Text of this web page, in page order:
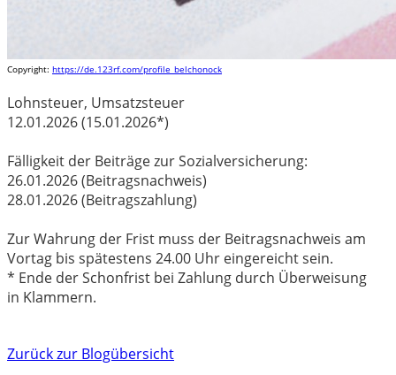
Copyright: https://de.123rf.com/profile_belchonock
Lohnsteuer, Umsatzsteuer
12.01.2026 (15.01.2026*)
Fälligkeit der Beiträge zur Sozialversicherung:
26.01.2026 (Beitragsnachweis)
28.01.2026 (Beitragszahlung)
Zur Wahrung der Frist muss der Beitragsnachweis am
Vortag bis spätestens 24.00 Uhr eingereicht sein.
* Ende der Schonfrist bei Zahlung durch Überweisung
in Klammern.
Zurück zur Blogübersicht